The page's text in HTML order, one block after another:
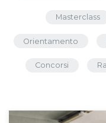
Masterclass
Orientamento
Concorsi